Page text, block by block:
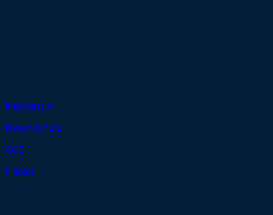
Impressum
Datenschutz
AGB
Filialen